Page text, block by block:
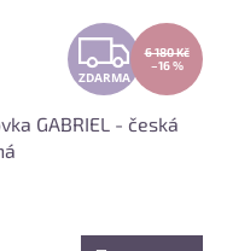
Z
D
ZDARMA
6 180 Kč
–16 %
GABRIEL - česká